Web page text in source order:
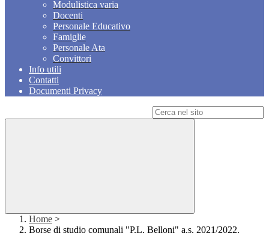
Modulistica varia
Docenti
Personale Educativo
Famiglie
Personale Ata
Convittori
Info utili
Contatti
Documenti Privacy
Home >
Borse di studio comunali "P.L. Belloni" a.s. 2021/2022.